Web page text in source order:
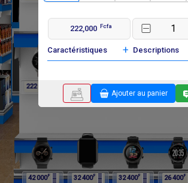
222,000 Fcfa
Caractéristiques + Descriptions
Ajouter au panier
222 000 222 000 F F 174 000F
42 000F 32 400F 32 400F 26 400F